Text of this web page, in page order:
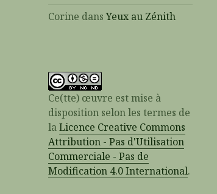
Corine dansYeux au Zénith
Ce(tte) œuvre est mise à
disposition selon les termes de
laLicence Creative Commons
Attribution - Pas d'Utilisation
Commerciale - Pas de
Modification 4.0 International.